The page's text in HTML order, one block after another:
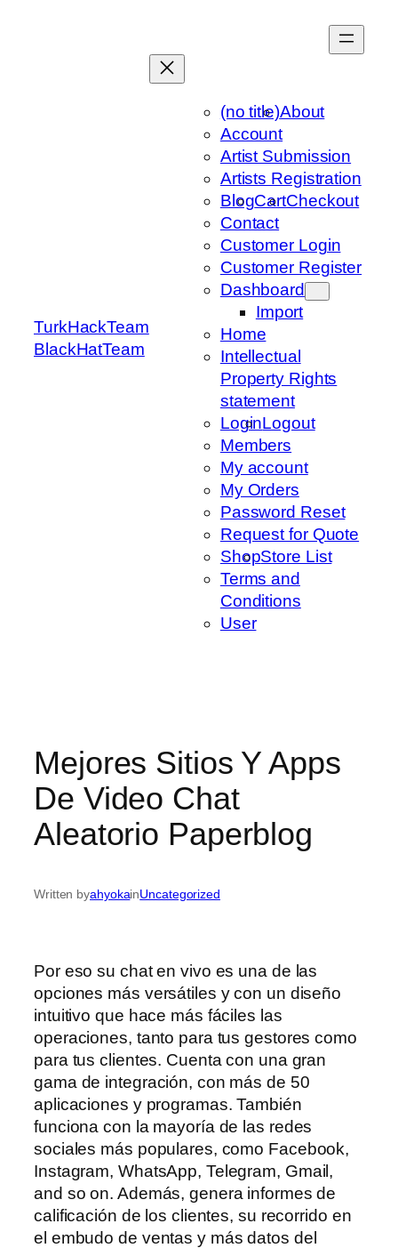
TurkHackTeam
BlackHatTeam
(no title)About
Account
Artist Submission
Artists Registration
BlogCartCheckout
Contact
Customer Login
Customer Register
Dashboard
Import
Home
Intellectual
Property Rights
statement
LoginLogout
Members
My account
My Orders
Password Reset
Request for Quote
ShopStore List
Terms and
Conditions
User
Mejores Sitios Y Apps
De Video Chat
Aleatorio Paperblog
Written byahyokainUncategorized
Por eso su chat en vivo es una de las
opciones más versátiles y con un diseño
intuitivo que hace más fáciles las
operaciones, tanto para tus gestores como
para tus clientes. Cuenta con una gran
gama de integración, con más de 50
aplicaciones y programas. También
funciona con la mayoría de las redes
sociales más populares, como Facebook,
Instagram, WhatsApp, Telegram, Gmail,
and so on. Además, genera informes de
calificación de los clientes, su recorrido en
el embudo de ventas y más datos del